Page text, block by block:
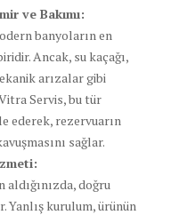
ve Bakımı:
banyoların en
Ancak, su kaçağı,
arızalar gibi
Servis, bu tür
ederek, rezervuarın
sağlar.
doğru
Yanlış kurulum, ürünün